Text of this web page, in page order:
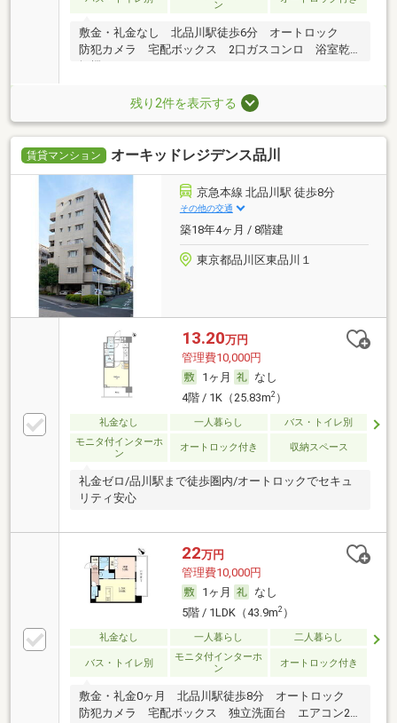
ン
敷金・礼金なし 北品川駅徒歩6分 オートロック
防犯カメラ 宅配ボックス 2口ガスコンロ 浴室乾
燥機
残り2件を表示する
賃貸マンション オーキッドレジデンス品川
京急本線 北品川駅 徒歩8分
その他の交通
築18年4ヶ月 / 8階建
東京都品川区東品川１
13.20万円
管理費10,000円
1ヶ月
なし
4階 / 1K（25.83m2）
礼金なし 一人暮らし
バス・トイレ別
モニタ付インターホ
ン
オートロック付き 収納スペース
礼金ゼロ/品川駅まで徒歩圏内/オートロックでセキュ
リティ安心
22万円
管理費10,000円
1ヶ月
なし
5階 / 1LDK（43.9m2）
礼金なし 一人暮らし 二人暮らし
バス・トイレ別
モニタ付インターホ
ン
オートロック付き
敷金・礼金0ヶ月 北品川駅徒歩8分 オートロック
防犯カメラ 宅配ボックス 独立洗面台 エアコン2